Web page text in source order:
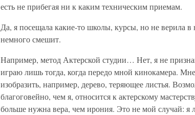
есть не прибегая ни к каким техническим приемам.
Да, я посещала какие-то школы, курсы, но не верила
немного смешит.
Например, метод Актерской студии… Нет, я не
играю лишь тогда, когда передо мной кинокамера.
изобразить, например, дерево, теряющее листья.
благоговейно, чем я, относится к актерскому
больше нужна вера, чем ирония. Это не мой случай: я